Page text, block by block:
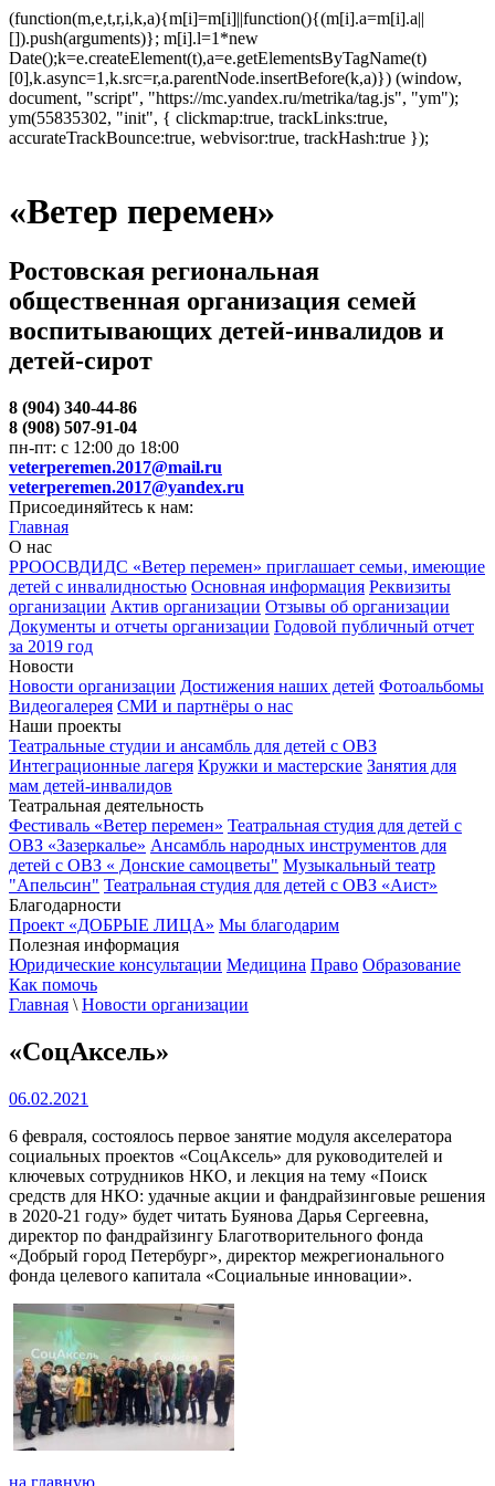
(function(m,e,t,r,i,k,a){m[i]=m[i]||function(){(m[i].a=m[i].a||
[]).push(arguments)}; m[i].l=1*new
Date();k=e.createElement(t),a=e.getElementsByTagName(t)
[0],k.async=1,k.src=r,a.parentNode.insertBefore(k,a)}) (window,
document, "script", "https://mc.yandex.ru/metrika/tag.js", "ym");
ym(55835302, "init", { clickmap:true, trackLinks:true,
accurateTrackBounce:true, webvisor:true, trackHash:true });
«Ветер перемен»
Ростовская региональная
общественная организация семей
воспитывающих детей-инвалидов и
детей-сирот
8 (904) 340-44-86
8 (908) 507-91-04
пн-пт: с 12:00 до 18:00
veterperemen.2017@mail.ru
veterperemen.2017@yandex.ru
Присоединяйтесь к нам:
Главная
О нас
РРООСВДИДС «Ветер перемен» приглашает семьи, имеющие
детей с инвалидностью Основная информация Реквизиты
организации Актив организации Отзывы об организации
Документы и отчеты организации Годовой публичный отчет
за 2019 год
Новости
Новости организации Достижения наших детей Фотоальбомы
Видеогалерея СМИ и партнёры о нас
Наши проекты
Театральные студии и ансамбль для детей с ОВЗ
Интеграционные лагеря Кружки и мастерские Занятия для
мам детей-инвалидов
Театральная деятельность
Фестиваль «Ветер перемен» Театральная студия для детей с
ОВЗ «Зазеркалье» Ансамбль народных инструментов для
детей с ОВЗ « Донские самоцветы" Музыкальный театр
"Апельсин" Театральная студия для детей с ОВЗ «Аист»
Благодарности
Проект «ДОБРЫЕ ЛИЦА» Мы благодарим
Полезная информация
Юридические консультации Медицина Право Образование
Как помочь
Главная \ Новости организации
«СоцАксель»
06.02.2021
6 февраля, состоялось первое занятие модуля акселератора
социальных проектов «СоцАксель» для руководителей и
ключевых сотрудников НКО, и лекция на тему «Поиск
средств для НКО: удачные акции и фандрайзинговые решения
в 2020-21 году» будет читать Буянова Дарья Сергеевна,
директор по фандрайзингу Благотворительного фонда
«Добрый город Петербург», директор межрегионального
фонда целевого капитала «Социальные инновации».
на главную